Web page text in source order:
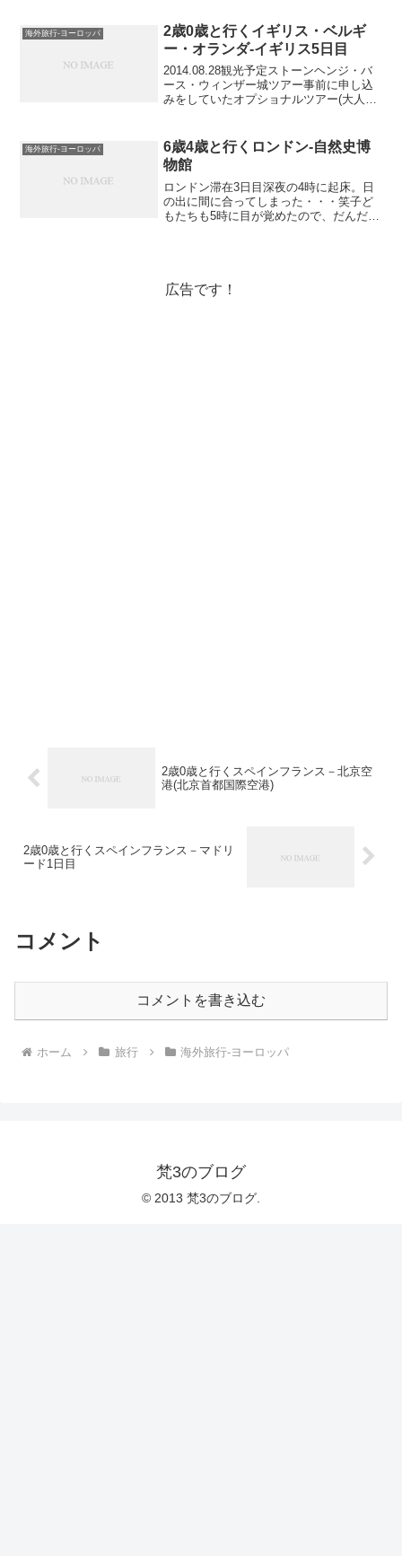
だと分かると、ノーチェックで入れま
す。そして、入ってすぐの...
海外旅行-ヨーロッパ
2歳0歳と行くイギリス・ベルギ
ー・オランダ-イギリス5日目
2014.08.28観光予定ストーンヘンジ・バ
ース・ウィンザー城ツアー事前に申し込
みをしていたオプショナルツアー(大人二
り、コンシュルジュデスクの近くで待ち
ます。この...
海外旅行-ヨーロッパ
6歳4歳と行くロンドン-自然史博
物館
ロンドン滞在3日目深夜の4時に起床。日
の出に間に合ってしまった・・・笑子ど
もたちも5時に目が覚めたので、だんだん
広告です！
2歳0歳と行くスペインフランス－北京空
港(北京首都国際空港)
2歳0歳と行くスペインフランス－マドリ
ード1日目
コメント
コメントを書き込む
ホーム 旅行 海外旅行-ヨーロッパ
梵3のブログ
© 2013 梵3のブログ.